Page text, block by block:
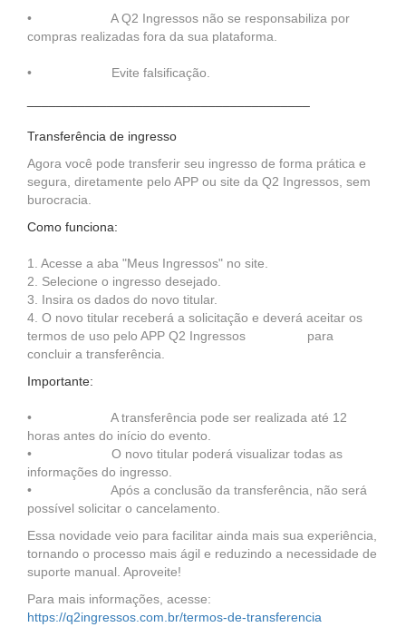
• A Q2 Ingressos não se responsabiliza por
compras realizadas fora da sua plataforma.
• Evite falsificação.
Transferência de ingresso
Agora você pode transferir seu ingresso de forma prática e
segura, diretamente pelo APP ou site da Q2 Ingressos, sem
burocracia.
Como funciona:
1. Acesse a aba "Meus Ingressos" no site.
2. Selecione o ingresso desejado.
3. Insira os dados do novo titular.
4. O novo titular receberá a solicitação e deverá aceitar os
termos de uso pelo APP Q2 Ingressos para
concluir a transferência.
Importante:
• A transferência pode ser realizada até 12
horas antes do início do evento.
• O novo titular poderá visualizar todas as
informações do ingresso.
• Após a conclusão da transferência, não será
possível solicitar o cancelamento.
Essa novidade veio para facilitar ainda mais sua experiência,
tornando o processo mais ágil e reduzindo a necessidade de
suporte manual. Aproveite!
Para mais informações, acesse:
https://q2ingressos.com.br/termos-de-transferencia